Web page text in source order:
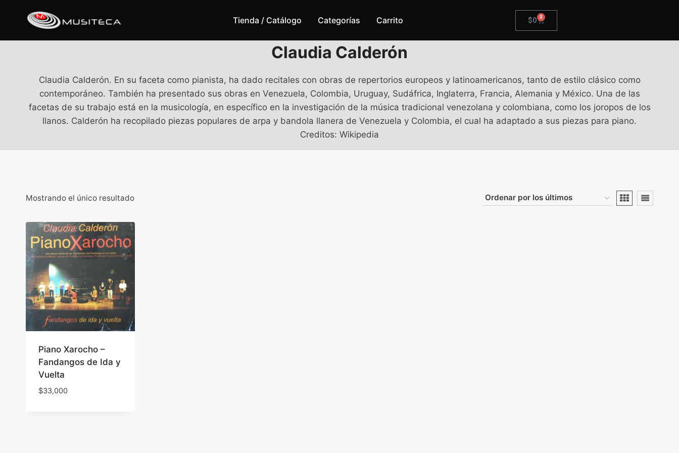
Tienda / Catálogo Categorías Carrito $0 0
Claudia Calderón
Claudia Calderón. En su faceta como pianista, ha dado recitales con obras de repertorios europeos y latinoamericanos, tanto de estilo clásico como
contemporáneo. También ha presentado sus obras en Venezuela, Colombia, Uruguay, Sudáfrica, Inglaterra, Francia, Alemania y México. ​Una de las
facetas de su trabajo está en la musicología, en específico en la investigación de la música tradicional venezolana y colombiana, como los joropos de los
llanos. Calderón ha recopilado piezas populares de arpa y bandola llanera de Venezuela y Colombia, el cual ha adaptado a sus piezas para piano.
Creditos: Wikipedia
Mostrando el único resultado
Piano Xarocho –
Fandangos de Ida y
Vuelta
$33,000